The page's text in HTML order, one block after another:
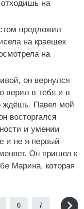
на
предложил
на краешек
на
он вернулся
верил в тебя и в
ждёшь. Павел мой
восторгался
и умении
и не я первый
Он пришел к
Марина, которая
6 7